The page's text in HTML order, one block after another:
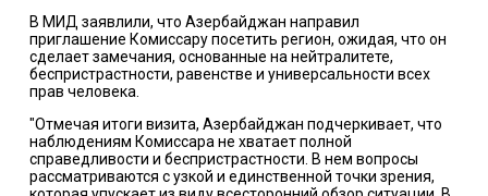
В МИД заявлили, что Азербайджан направил
приглашение Комиссару посетить регион, ожидая, что он
сделает замечания, основанные на нейтралитете,
беспристрастности, равенстве и универсальности всех
прав человека.
"Отмечая итоги визита, Азербайджан подчеркивает, что
наблюдениям Комиссара не хватает полной
справедливости и беспристрастности. В нем вопросы
рассматриваются с узкой и единственной точки зрения,